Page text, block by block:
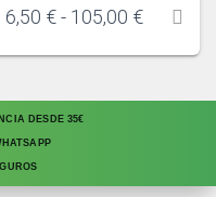
6,50 €- 105,00 €
DESDE 35€